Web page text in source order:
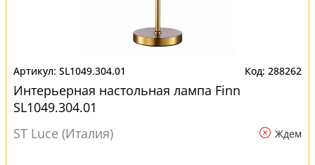
SL1049.304.01 288262
Интерьерная настольная лампа Finn
SL1049.304.01
ST Luce (Италия)
Ждем